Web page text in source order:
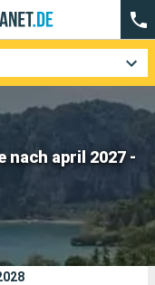
nach april 2027 -